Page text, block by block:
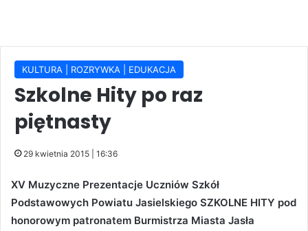
KULTURA | ROZRYWKA | EDUKACJA
Szkolne Hity po raz
piętnasty
29 kwietnia 2015 | 16:36
XV Muzyczne Prezentacje Uczniów Szkół
Podstawowych Powiatu Jasielskiego SZKOLNE HITY pod
honorowym patronatem Burmistrza Miasta Jasła